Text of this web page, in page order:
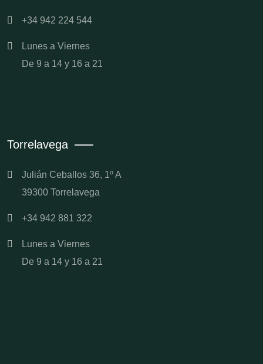
+34 942 224 544
Lunes a Viernes
De 9 a 14 y 16 a 21
Torrelavega
Julián Ceballos 36, 1º A
39300 Torrelavega
+34 942 881 322
Lunes a Viernes
De 9 a 14 y 16 a 21